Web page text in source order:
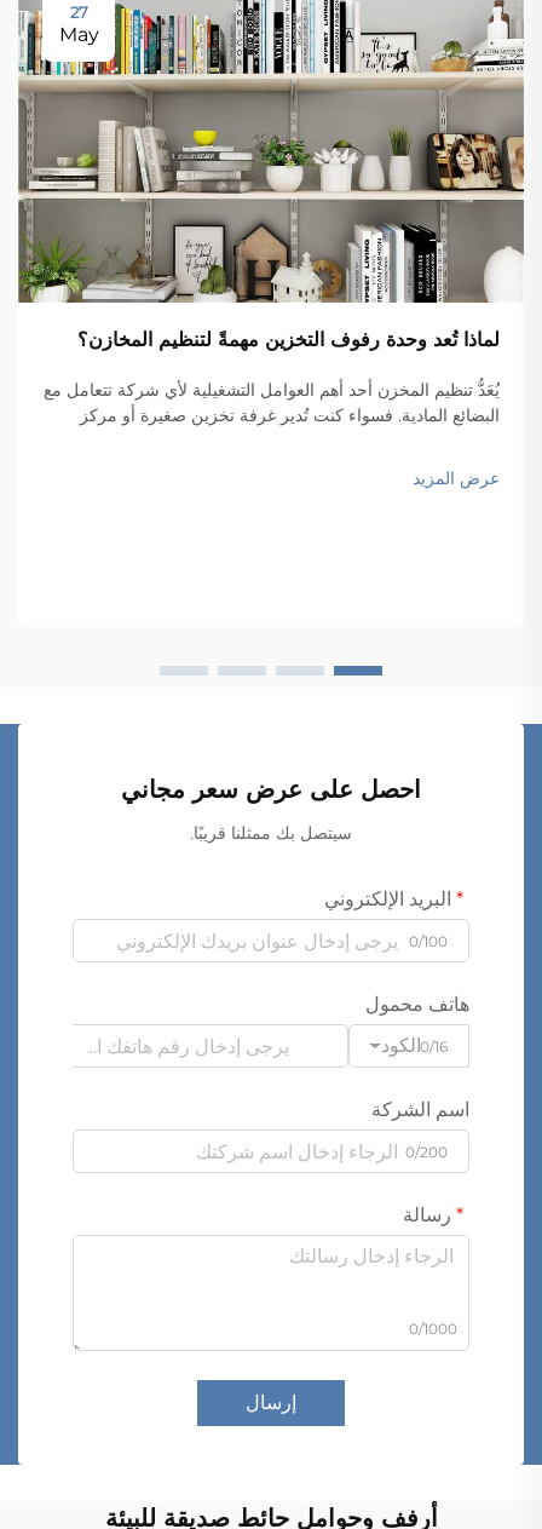
27
May
لماذا تُعد وحدة رفوف التخزين مهمةً لتنظيم المخازن؟
يُعَدُّ تنظيم المخزن أحد أهم العوامل التشغيلية لأي شركة تتعامل مع
البضائع المادية. فسواء كنت تُدير غرفة تخزين صغيرة أو مركز
على عمليات الانتقاء...
عرض المزيد
احصل على عرض سعر مجاني
سيتصل بك ممثلنا قريبًا.
البريد الإلكتروني
0/100
هاتف محمول
الكود0/16
اسم الشركة
0/200
رسالة
0/1000
إرسال
أرفف وحوامل حائط صديقة للبيئة